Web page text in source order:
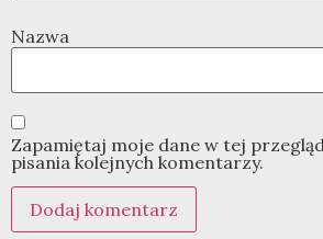
Nazwa
Zapamiętaj moje dane w tej
pisania kolejnych komentarzy.